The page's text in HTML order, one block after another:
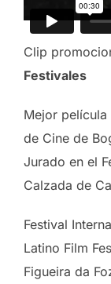
Clip
Festivales
Mejor película
de Cine de
Jurado en el
Calzada de
Festival
Latino Film
Figueira da